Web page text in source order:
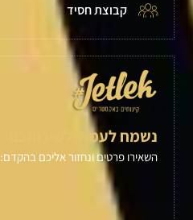
קבוצת חסיד
נשמח לעמוד לשירותכם
השאירו פרטים ונחזור אליכם בהקדם: